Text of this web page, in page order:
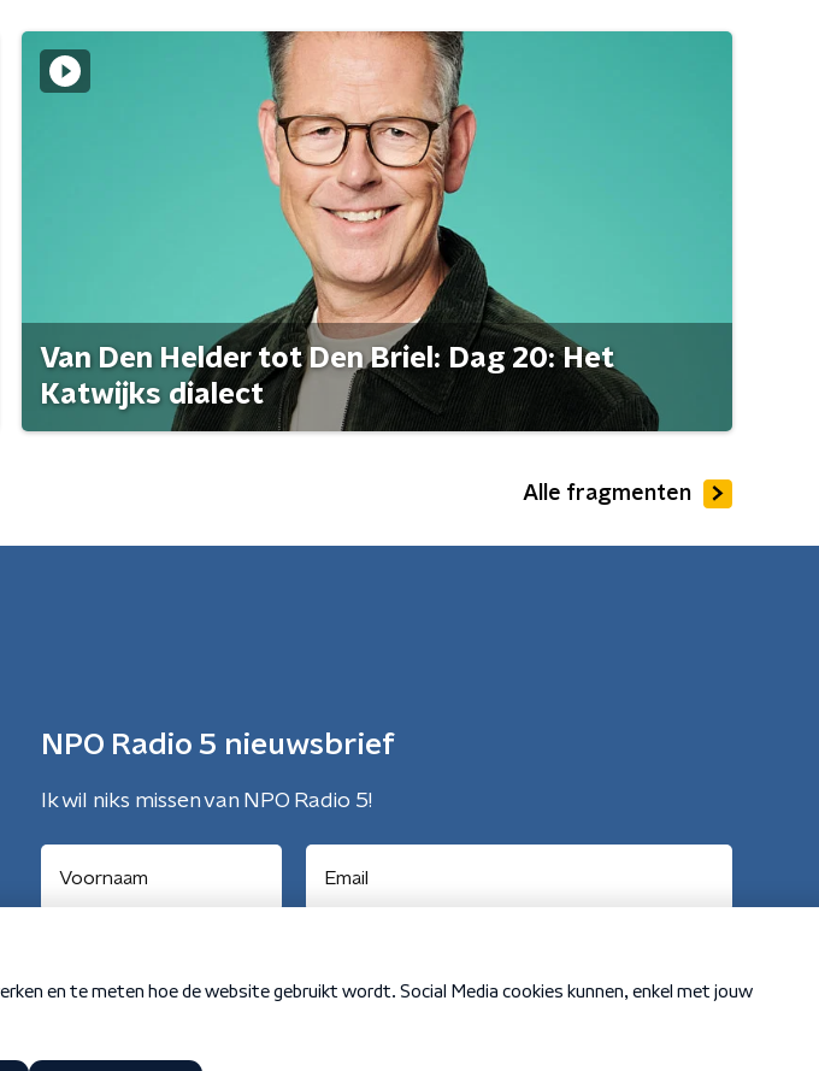
Van Den Helder tot Den Briel: Dag 20: Het
Katwijks dialect
Alle fragmenten
NPO Radio 5 nieuwsbrief
Ik wil niks missen van NPO Radio 5!